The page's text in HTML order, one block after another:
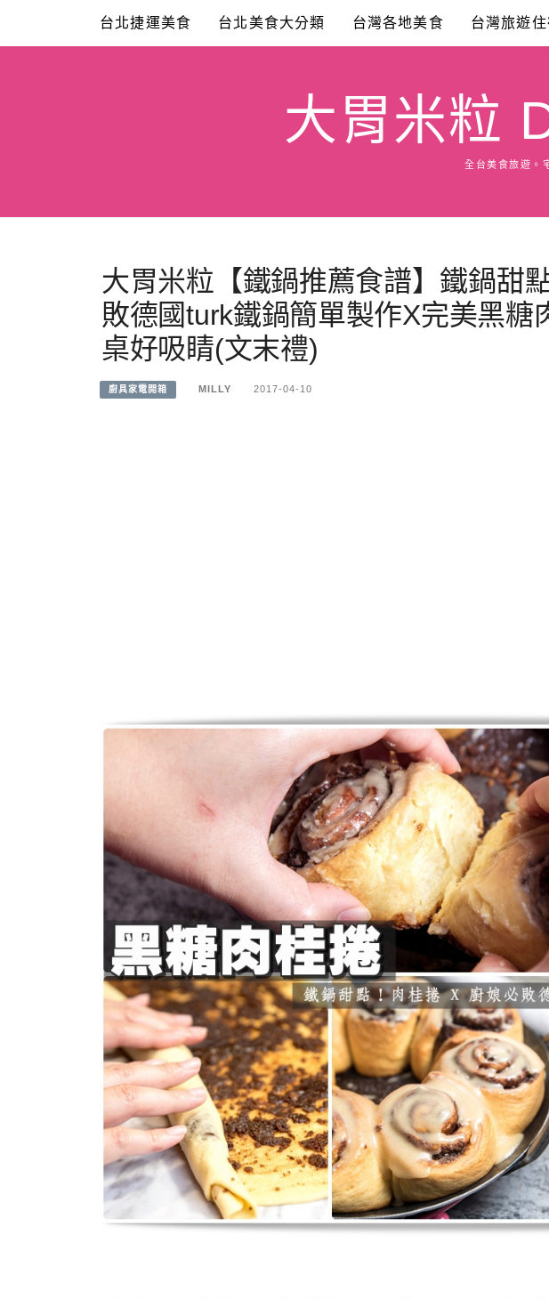
content
台北捷運美食 台北美食大分類 台灣各地美食 台灣旅遊住
大胃米粒
全台美食旅遊。
大胃米粒【鐵鍋推薦食譜】鐵鍋甜
敗德國turk鐵鍋簡單製作X完美黑糖
桌好吸睛(文末禮)
廚具家電開箱 MILLY 2017-04-10